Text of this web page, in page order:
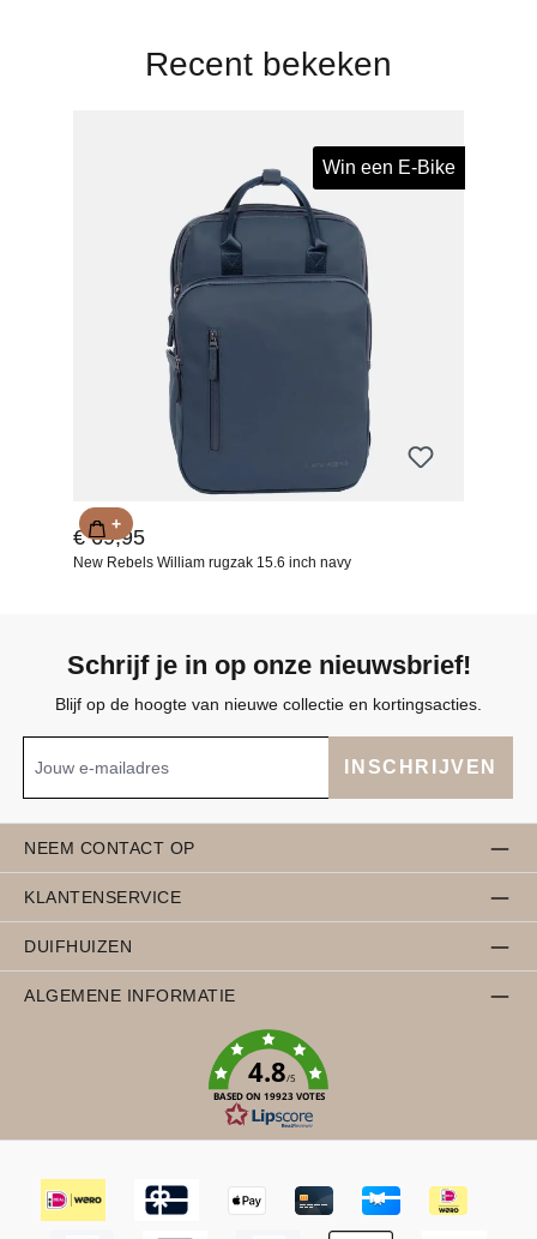
Recent bekeken
Win een E-Bike
€ 69,95
New Rebels William rugzak 15.6 inch navy
+
Schrijf je in op onze nieuwsbrief!
Blijf op de hoogte van nieuwe collectie en kortingsacties.
INSCHRIJVEN
NEEM CONTACT OP
KLANTENSERVICE
DUIFHUIZEN
ALGEMENE INFORMATIE
4.8/5
BASED ON 19923 VOTES